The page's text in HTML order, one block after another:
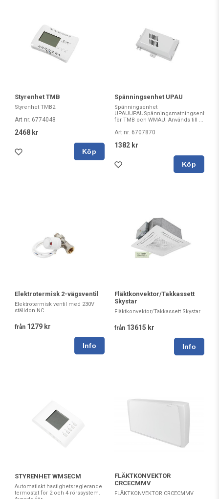
Styrenhet TMB
Styrenhet TMB2
Art nr. 6774048
2468 kr
Köp
Spänningsenhet UPAU
Spänningsenhet
UPAUUPAUSpänningsmatningsenhet
för TMB och WMAU. Används till ...
Art nr. 6707870
1382 kr
Köp
Elektrotermisk 2-vägsventil
Elektrotermisk ventil med 230V
ställdon NC.
från 1279 kr
Fläktkonvektor/Takkassett
Skystar
Fläktkonvektor/Takkassett Skystar
från 13615 kr
STYRENHET WMSECM
Automatiskt hastighetsreglerande
termostat för 2 och 4 rörssystem.
FLÄKTKONVEKTOR
CRCECMMV
FLÄKTKONVEKTOR CRCECMMV